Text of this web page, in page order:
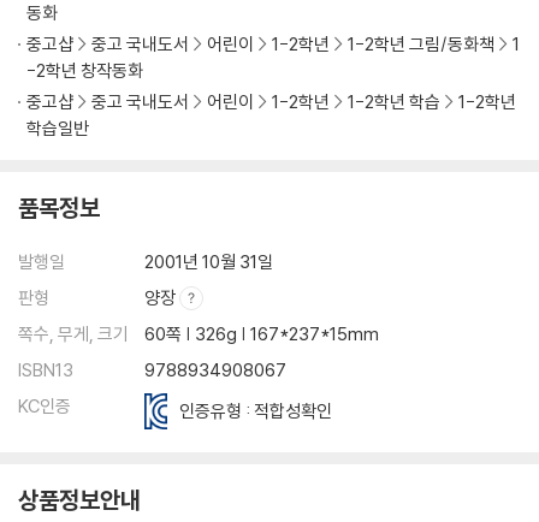
동화
중고샵
중고 국내도서 어린이 1-2학년 1-2학년 그림/동화책
1
-2학년 창작동화
중고샵
중고 국내도서 어린이 1-2학년 1-2학년 학습
1-2학년
학습일반
품목정보
발행일
2001년 10월 31일
판형
양장
쪽수, 무게, 크기
60쪽 | 326g | 167*237*15mm
ISBN13
9788934908067
KC인증
인증유형 : 적합성확인
상품정보안내